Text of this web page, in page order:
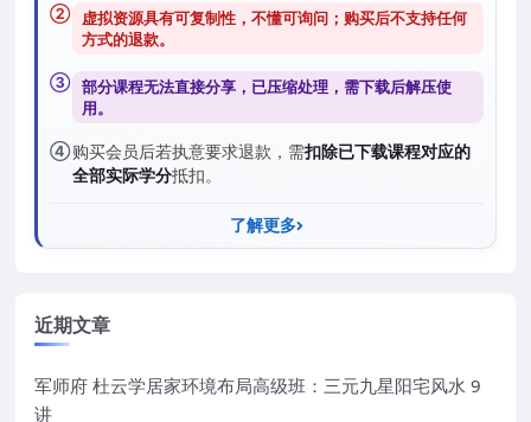
② 虚拟资源具有可复制性，不懂可询问；购买后不支持任何
方式的退款。
③ 部分课程无法直接分享，已压缩处理，需下载后解压使
用。
④购买会员后若执意要求退款，需扣除已下载课程对应的
全部实际学分抵扣。
了解更多
近期文章
军师府 杜云学居家环境布局高级班：三元九星阳宅风水 9
讲